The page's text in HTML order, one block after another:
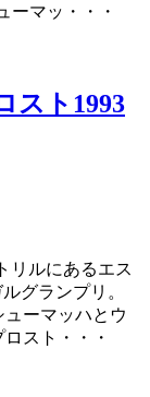
ーマッ・・・
スト1993
リルにあるエス
グランプリ。
ーマッハとウ
スト・・・